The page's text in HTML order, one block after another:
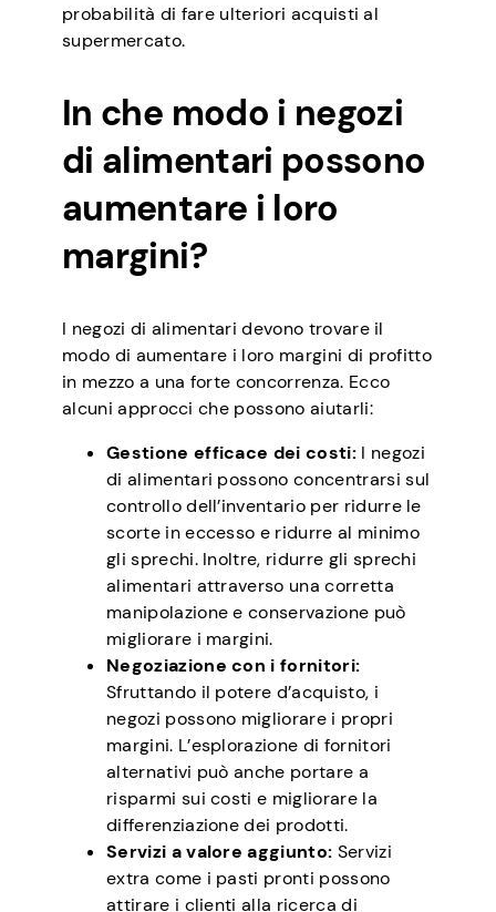
probabilità di fare ulteriori acquisti al
supermercato.
In che modo i negozi
di alimentari possono
aumentare i loro
margini?
I negozi di alimentari devono trovare il
modo di aumentare i loro margini di profitto
in mezzo a una forte concorrenza. Ecco
alcuni approcci che possono aiutarli:
Gestione efficace dei costi: I negozi
di alimentari possono concentrarsi sul
controllo dell’inventario per ridurre le
scorte in eccesso e ridurre al minimo
gli sprechi. Inoltre, ridurre gli sprechi
alimentari attraverso una corretta
manipolazione e conservazione può
migliorare i margini.
Negoziazione con i fornitori:
Sfruttando il potere d’acquisto, i
negozi possono migliorare i propri
margini. L’esplorazione di fornitori
alternativi può anche portare a
risparmi sui costi e migliorare la
differenziazione dei prodotti.
Servizi a valore aggiunto: Servizi
extra come i pasti pronti possono
attirare i clienti alla ricerca di